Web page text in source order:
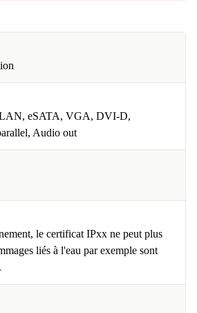
eSATA, VGA, DVI-D,
Audio out
le certificat IPxx ne peut plus
liés à l'eau par exemple sont